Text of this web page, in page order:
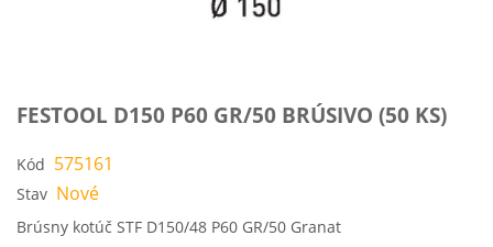
FESTOOL D150 P60 GR/50 BRÚSIVO (50 KS)
Kód 575161
Stav Nové
Brúsny kotúč STF D150/48 P60 GR/50 Granat